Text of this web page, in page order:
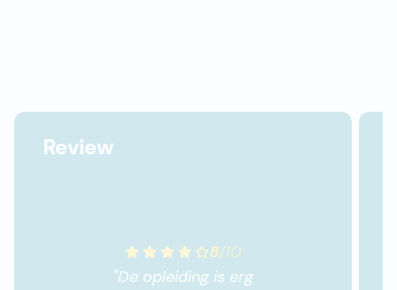
Review
8/10
"De opleiding is erg